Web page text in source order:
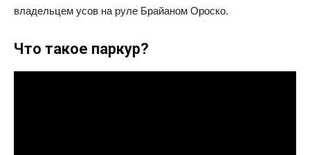
владельцем усов на руле Брайаном Ороско.
Что такое паркур?